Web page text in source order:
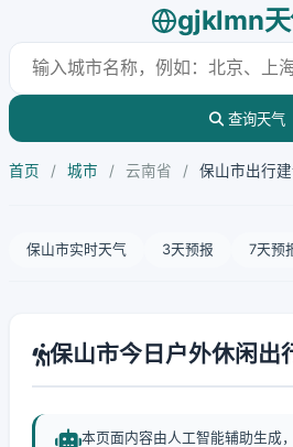
gjklmn天
查询天气
首页 / 城市 / 云南省 / 保山市出行
保山市实时天气 3天预报 7天预
保山市今日户外休闲出
本页面内容由人工智能辅助生成